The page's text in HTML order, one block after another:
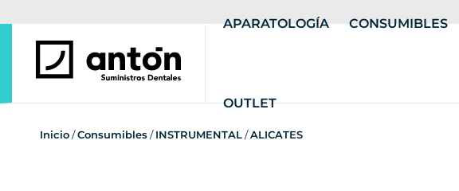
APARATOLOGÍA CONSUMIBLES
OUTLET
Inicio/Consumibles/INSTRUMENTAL/ALICATES